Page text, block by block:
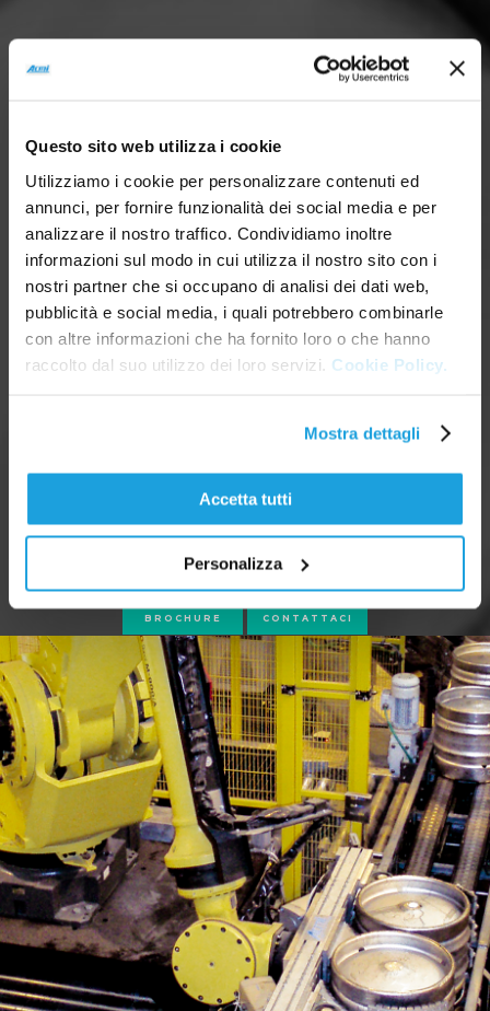
Questo sito web utilizza i cookie
Utilizziamo i cookie per personalizzare contenuti ed
annunci, per fornire funzionalità dei social media e per
analizzare il nostro traffico. Condividiamo inoltre
informazioni sul modo in cui utilizza il nostro sito con i
nostri partner che si occupano di analisi dei dati web,
pubblicità e social media, i quali potrebbero combinarle
con altre informazioni che ha fornito loro o che hanno
raccolto dal suo utilizzo dei loro servizi. Cookie Policy.
Mostra dettagli
Accetta tutti
Personalizza
BROCHURE CONTATTACI